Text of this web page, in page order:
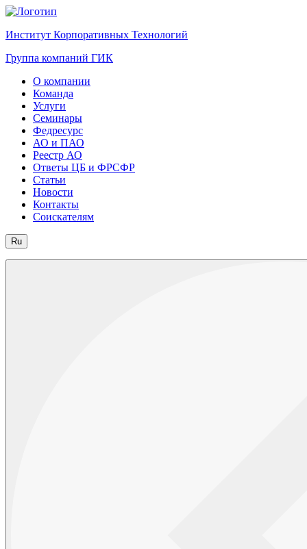
Институт Корпоративных Технологий
Группа компаний ГИК
О компании
Команда
Услуги
Семинары
Федресурс
АО и ПАО
Реестр АО
Ответы ЦБ и ФРСФР
Статьи
Новости
Контакты
Соискателям
Ru